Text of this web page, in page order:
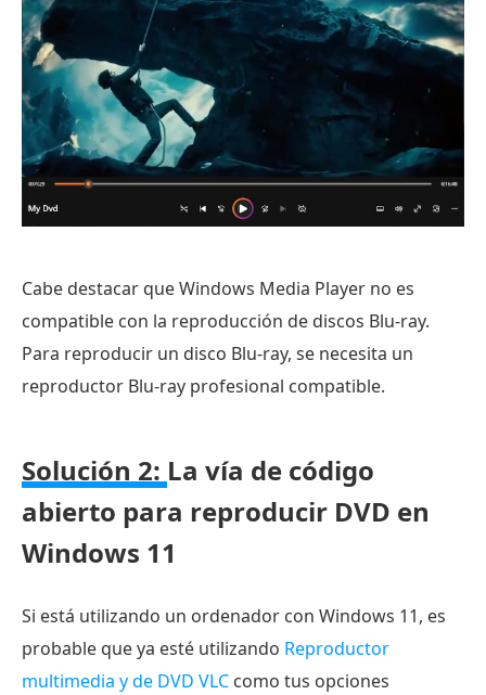
Cabe destacar que Windows Media Player no es
compatible con la reproducción de discos Blu-ray.
Para reproducir un disco Blu-ray, se necesita un
reproductor Blu-ray profesional compatible.
Solución 2: La vía de código
abierto para reproducir DVD en
Windows 11
Si está utilizando un ordenador con Windows 11, es
probable que ya esté utilizando Reproductor
multimedia y de DVD VLC como tus opciones